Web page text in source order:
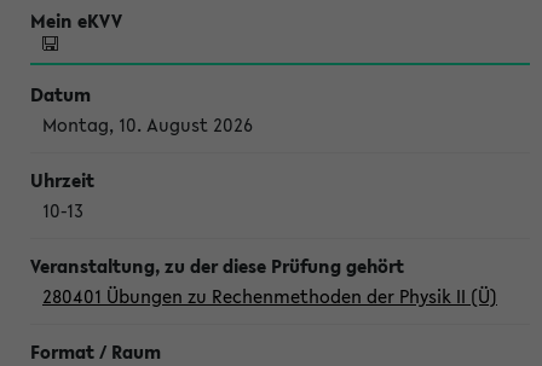
Montag, 10. August 2026
10-13
280401 Übungen zu Rechenmethoden der Physik II (Ü)